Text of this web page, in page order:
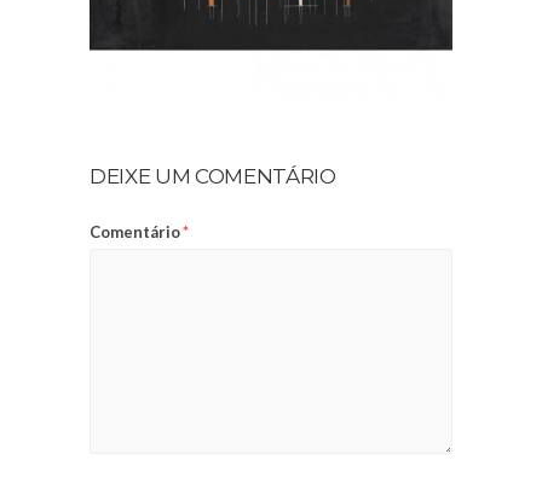
DEIXE UM COMENTÁRIO
Comentário*